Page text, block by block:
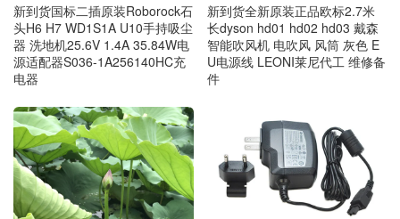
新到货国标二插原装Roborock石
头H6 H7 WD1S1A U10手持吸尘
器 洗地机25.6V 1.4A 35.84W电
源适配器S036-1A256140HC充
电器
新到货全新原装正品欧标2.7米
长dyson hd01 hd02 hd03 戴森
智能吹风机 电吹风 风筒 灰色 E
U电源线 LEONI莱尼代工 维修备
件